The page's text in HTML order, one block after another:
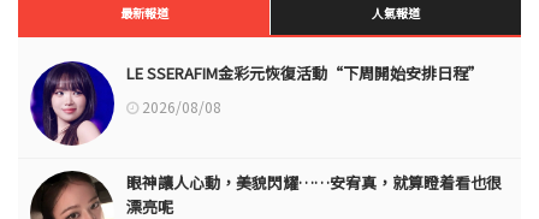
最新報道 人氣報道
LE SSERAFIM金彩元恢復活動“下周開始安排日程”
2026/08/08
眼神讓人心動，美貌閃耀……安宥真，就算瞪着看也很
漂亮呢